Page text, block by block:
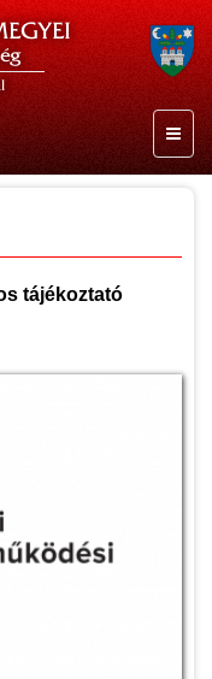
tájékoztató